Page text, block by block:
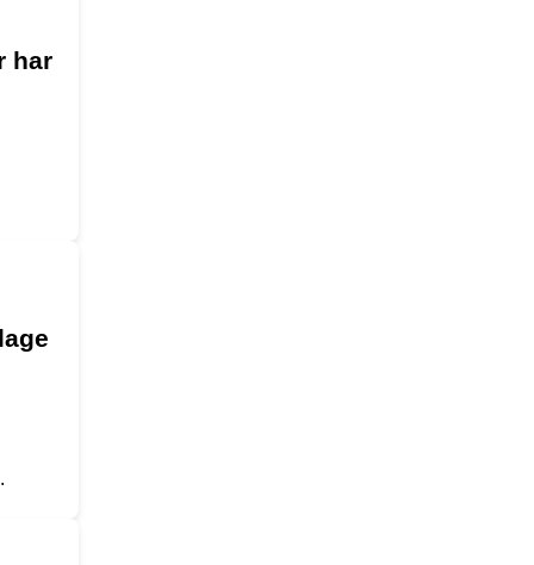
har